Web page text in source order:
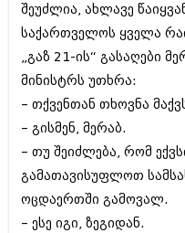
შეუძლია, ახლავე
საქართველოს ყველა
„გაზ 21-ის“ გასაღები
მინისტრს უთხრა:
– თქვენთან თხოვნა
– გისმენ, მერაბ.
– თუ შეიძლება, რომ
გამათავისუფლოთ
ოცდაერთში გამოვალ.
– ესე იგი, ზეგიდან.